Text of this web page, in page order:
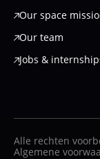
Our space
Our team
Jobs &
Alle rechten
Algemene